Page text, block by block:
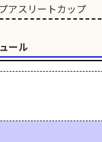
アスリートカップ
ール